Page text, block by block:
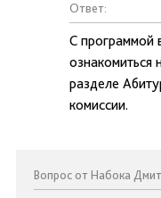
Ответ:
С программой
ознакомиться
разделе
комиссии.
Вопрос от Набока